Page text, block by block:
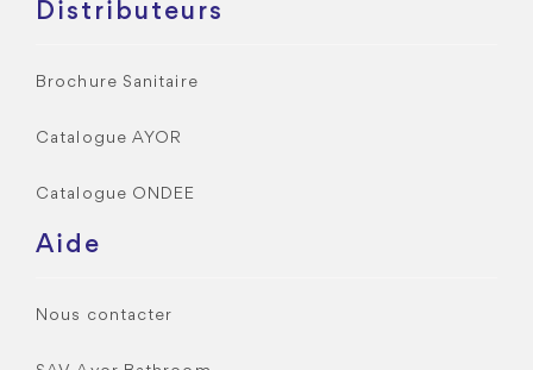
Distributeurs
Brochure Sanitaire
Catalogue AYOR
Catalogue ONDEE
Aide
Nous contacter